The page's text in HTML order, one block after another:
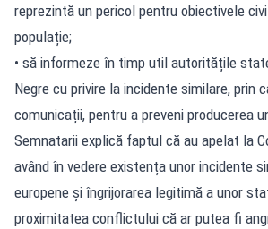
reprezintă un pericol pentru obiectivele
populație;
• să informeze în timp util autoritățile
Negre cu privire la incidente similare, prin
comunicații, pentru a preveni producerea
Semnatarii explică faptul că au apelat la
având în vedere existența unor incidente
europene și îngrijorarea legitimă a unor
proximitatea conflictului că ar putea fi